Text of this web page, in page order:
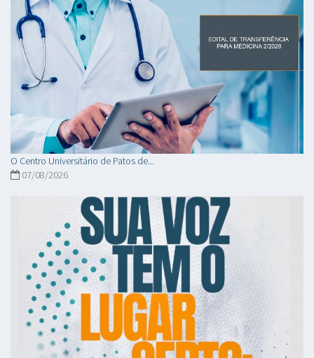
O Centro Universitário de Patos de...
07/08/2026